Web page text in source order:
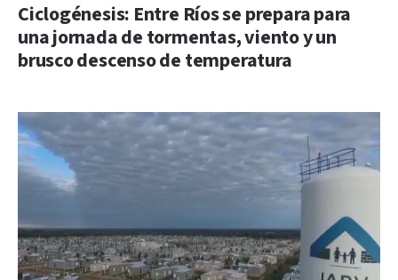
Ciclogénesis: Entre Ríos se prepara para
una jornada de tormentas, viento y un
brusco descenso de temperatura